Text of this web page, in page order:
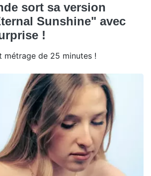
sort sa version
Sunshine" avec
!
métrage de 25 minutes !